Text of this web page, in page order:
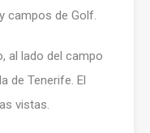
campos de Golf.
al lado del campo
de Tenerife. El
vistas.